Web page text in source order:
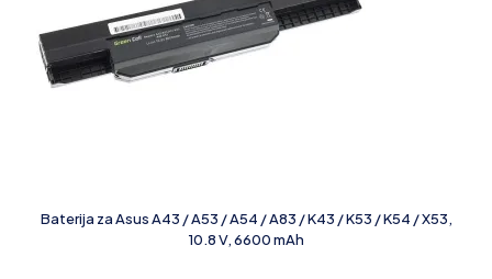
Baterija za Asus A43 / A53 / A54 / A83 / K43 / K53 / K54 / X53,
10.8 V, 6600 mAh